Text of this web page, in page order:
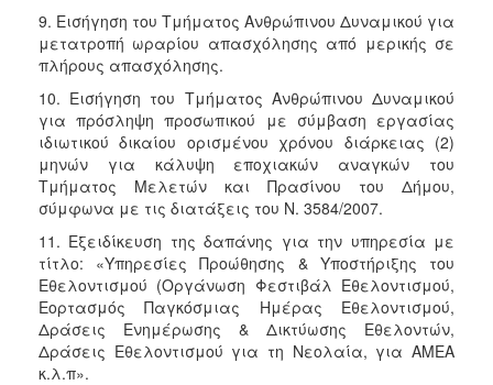
9. Εισήγηση του Τμήματος Ανθρώπινου Δυναμικού για
μετατροπή ωραρίου απασχόλησης από μερικής σε
πλήρους απασχόλησης.
10. Εισήγηση του Τμήματος Ανθρώπινου Δυναμικού
για πρόσληψη προσωπικού με σύμβαση εργασίας
ιδιωτικού δικαίου ορισμένου χρόνου διάρκειας (2)
μηνών για κάλυψη εποχιακών αναγκών του
Τμήματος Μελετών και Πρασίνου του Δήμου,
σύμφωνα με τις διατάξεις του Ν. 3584/2007.
11. Εξειδίκευση της δαπάνης για την υπηρεσία με
τίτλο: «Υπηρεσίες Προώθησης & Υποστήριξης του
Εθελοντισμού (Οργάνωση Φεστιβάλ Εθελοντισμού,
Εορτασμός Παγκόσμιας Ημέρας Εθελοντισμού,
Δράσεις Ενημέρωσης & Δικτύωσης Εθελοντών,
Δράσεις Εθελοντισμού για τη Νεολαία, για ΑΜΕΑ
κ.λ.π».